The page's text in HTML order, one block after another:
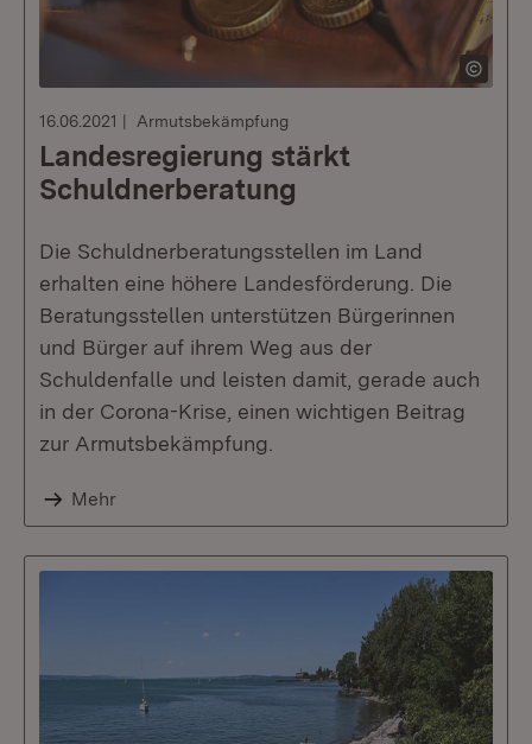
16.06.2021 Armutsbekämpfung
Landesregierung stärkt
Schuldnerberatung
Die Schuldnerberatungsstellen im Land
erhalten eine höhere Landesförderung. Die
Beratungsstellen unterstützen Bürgerinnen
und Bürger auf ihrem Weg aus der
Schuldenfalle und leisten damit, gerade auch
in der Corona-Krise, einen wichtigen Beitrag
zur Armutsbekämpfung.
Mehr